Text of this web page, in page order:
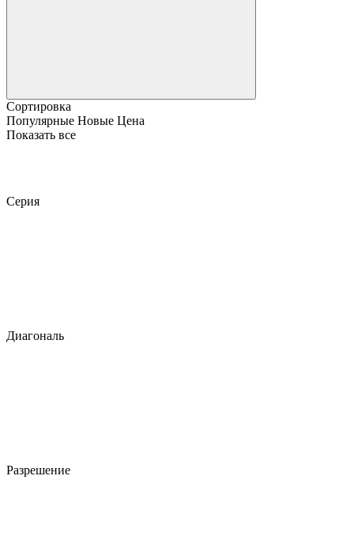
Сортировка
Популярные Новые Цена
Показать все
Серия
Диагональ
Разрешение